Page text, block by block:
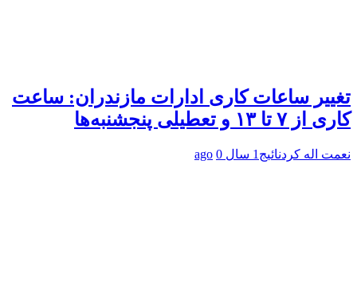
تغییر ساعات کاری ادارات مازندران: ساعت
کاری از ۷ تا ۱۳ و تعطیلی پنجشنبه‌ها
نعمت اله کردنائیج 1 سال ago 0